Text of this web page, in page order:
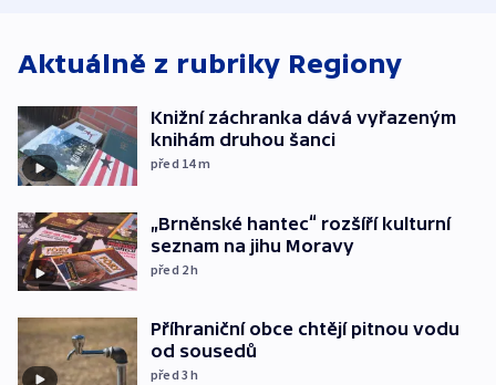
Aktuálně z rubriky Regiony
Knižní záchranka dává vyřazeným
knihám druhou šanci
před 14m
„Brněnské hantec“ rozšíří kulturní
seznam na jihu Moravy
před 2h
Příhraniční obce chtějí pitnou vodu
od sousedů
před 3h